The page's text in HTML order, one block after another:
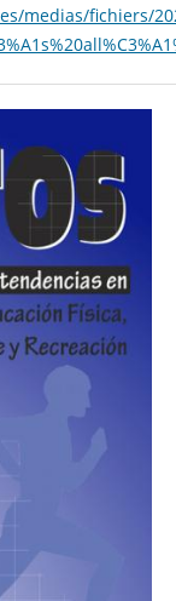
medias/fichiers/